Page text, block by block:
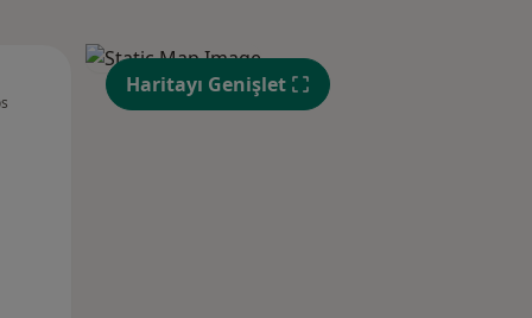
13 Ağustos
Cum,
14 Ağustos
Cmt,
15 Ağustos
Haritayı Genişlet